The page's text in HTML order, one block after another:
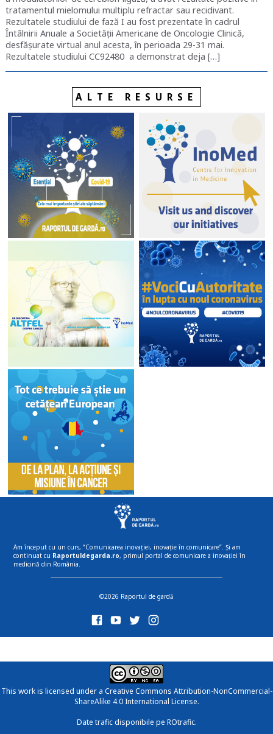
tratamentul mielomului multiplu refractar sau recidivant.
Rezultatele studiului de fază I au fost prezentate în cadrul
Întâlnirii Anuale a Societății Americane de Oncologie Clinică,
desfășurate virtual anul acesta, în perioada 29-31 mai.
Rezultatele studiului CC92480 a demonstrat deja […]
ALTE RESURSE
Am început cu un curs, “Comunicarea inovației, inovație în comunicare”. Și am
continuat cu Raportuldegarda.ro, primul portal de comunicare a inovației în
medicină din România.
©2026 Raportul de gardă
This work is licensed under a Creative Commons Attribution-NonCommercial-
ShareAlike 4.0 International License.
Date trafic disponibile pe ROtrafic.